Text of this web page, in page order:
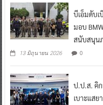
บีเอ็มดับเ
มอบ
สนับสนุนภ
13 มิถุนายน 2026 0
ป.ป.ส. คิ
เบาะแส